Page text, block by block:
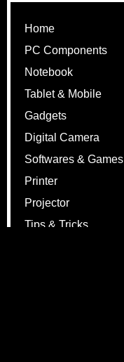
Home
PC Components
Notebook
Tablet & Mobile
Gadgets
Digital Camera
Softwares & Games
Printer
Projector
Tips & Tricks